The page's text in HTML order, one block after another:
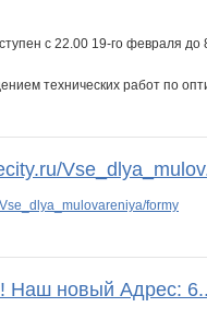
с 22.00 19-го февраля
технических работ по
formy
Наш новый Адрес: